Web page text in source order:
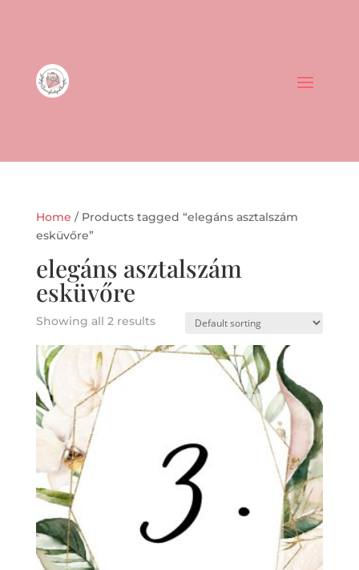
Home / Products tagged “elegáns asztalszám
esküvőre”
elegáns asztalszám
esküvőre
Showing all 2 results